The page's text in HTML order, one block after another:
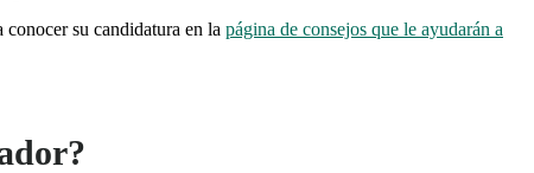
su candidatura en la página de consejos que le ayudarán a